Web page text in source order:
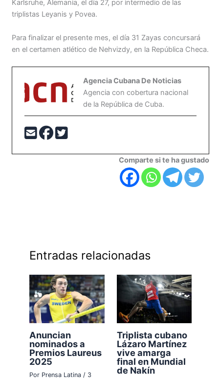
Karlsruhe, Alemania, el día 27, por intermedio de las
triplistas Leyanis y Povea.
Para finalizar el presente mes, el día 31 Zayas concursará
en el certamen atlético de Nehvizdy, en la República Checa.
Agencia Cubana De Noticias
Agencia con cobertura nacional
de la República de Cuba.
Comparte si te ha gustado
Entradas relacionadas
Anuncian
nominados a
Premios Laureus
2025
Por Prensa Latina / 3
Triplista cubano
Lázaro Martínez
vive amarga
final en Mundial
de Nakín